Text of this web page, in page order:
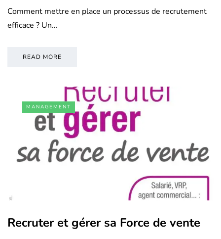
Comment mettre en place un processus de recrutement
efficace ? Un…
READ MORE
MANAGEMENT
Recruter et gérer sa Force de vente